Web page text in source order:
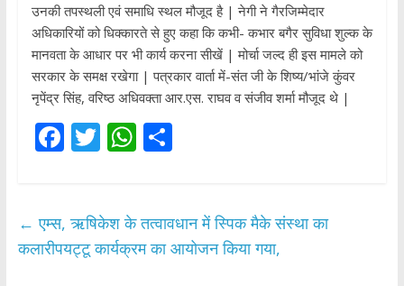
उनकी तपस्थली एवं समाधि स्थल मौजूद है | नेगी ने गैरजिम्मेदार
अधिकारियों को धिक्कारते से हुए कहा कि कभी- कभार बगैर सुविधा शुल्क के
मानवता के आधार पर भी कार्य करना सीखें | मोर्चा जल्द ही इस मामले को
सरकार के समक्ष रखेगा | पत्रकार वार्ता में-संत जी के शिष्य/भांजे कुंवर
नृपेंद्र सिंह, वरिष्ठ अधिवक्ता आर.एस. राघव व संजीव शर्मा मौजूद थे |
F
b
o
T
er
W
s
A
S
e
← एम्स, ऋषिकेश के तत्वावधान में स्पिक मैके संस्था का
कलारीपयट्टू कार्यक्रम का आयोजन किया गया,